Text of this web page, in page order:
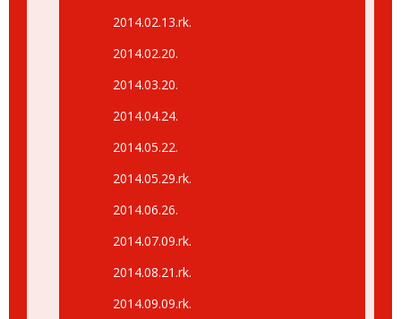
2014.02.13.rk.
2014.02.20.
2014.03.20.
2014.04.24.
2014.05.22.
2014.05.29.rk.
2014.06.26.
2014.07.09.rk.
2014.08.21.rk.
2014.09.09.rk.